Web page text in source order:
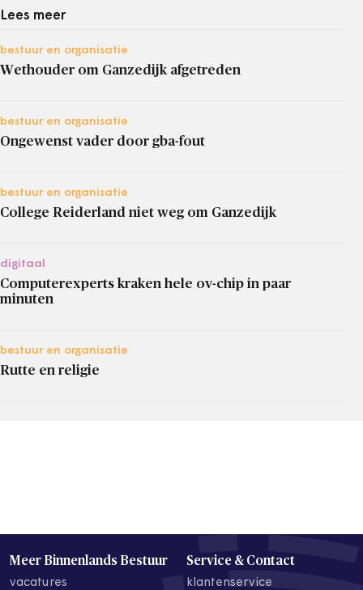
Lees meer
bestuur en organisatie
Wethouder om Ganzedijk afgetreden
bestuur en organisatie
Ongewenst vader door gba-fout
bestuur en organisatie
College Reiderland niet weg om Ganzedijk
digitaal
Computerexperts kraken hele ov-chip in paar
minuten
bestuur en organisatie
Rutte en religie
Meer Binnenlands Bestuur
vacatures
Service & Contact
klantenservice